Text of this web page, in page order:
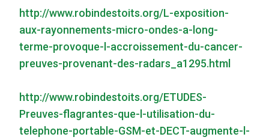
http://www.robindestoits.org/L-exposition-
aux-rayonnements-micro-ondes-a-long-
terme-provoque-l-accroissement-du-cancer-
preuves-provenant-des-radars_a1295.html
http://www.robindestoits.org/ETUDES-
Preuves-flagrantes-que-l-utilisation-du-
telephone-portable-GSM-et-DECT-augmente-l-